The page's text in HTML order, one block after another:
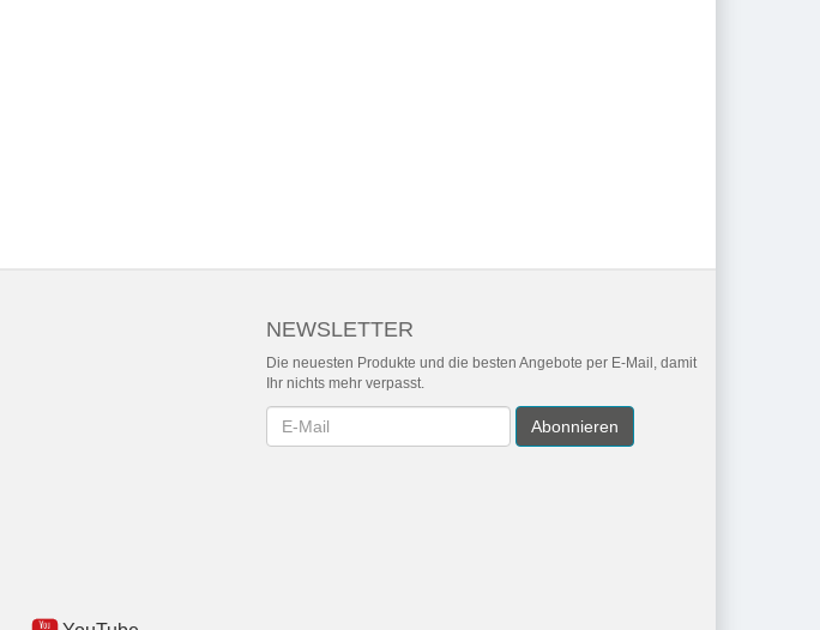
NEWSLETTER
Die neuesten Produkte und die besten Angebote per E-Mail, damit
Ihr nichts mehr verpasst.
Newsletter Abonnieren